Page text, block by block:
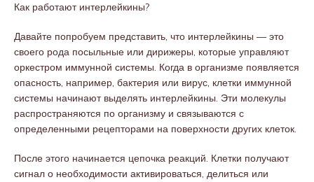
Как работают интерлейкины?
Давайте попробуем представить, что интерлейкины — это
своего рода посыльные или дирижеры, которые управляют
оркестром иммунной системы. Когда в организме появляется
опасность, например, бактерия или вирус, клетки иммунной
системы начинают выделять интерлейкины. Эти молекулы
распространяются по организму и связываются с
определенными рецепторами на поверхности других клеток.
После этого начинается цепочка реакций. Клетки получают
сигнал о необходимости активироваться, делиться или